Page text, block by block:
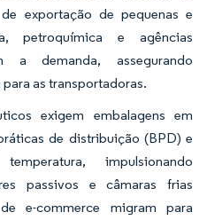
exportação de pequenas e
petroquímica e agências
a demanda, assegurando
as transportadoras.
exigem embalagens em
de distribuição (BPD) e
impulsionando
passivos e câmaras frias
e-commerce migram para